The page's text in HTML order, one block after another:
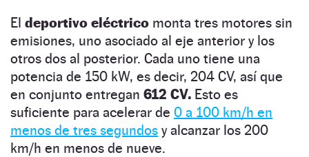
El deportivo eléctrico monta tres motores sin
emisiones, uno asociado al eje anterior y los
otros dos al posterior. Cada uno tiene una
potencia de 150 kW, es decir, 204 CV, así que
en conjunto entregan 612 CV. Esto es
suficiente para acelerar de 0 a 100 km/h en
menos de tres segundos y alcanzar los 200
km/h en menos de nueve.